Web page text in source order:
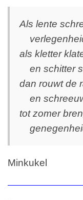
Als lente
als kletter
en schitter
dan rouwt de
en
tot zomer
Minkukel